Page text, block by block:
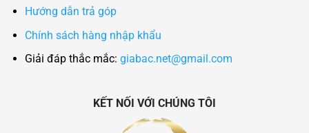
Hướng dẫn trả góp
Chính sách hàng nhập khẩu
Giải đáp thắc mắc: giabac.net@gmail.com
KẾT NỐI VỚI CHÚNG TÔI